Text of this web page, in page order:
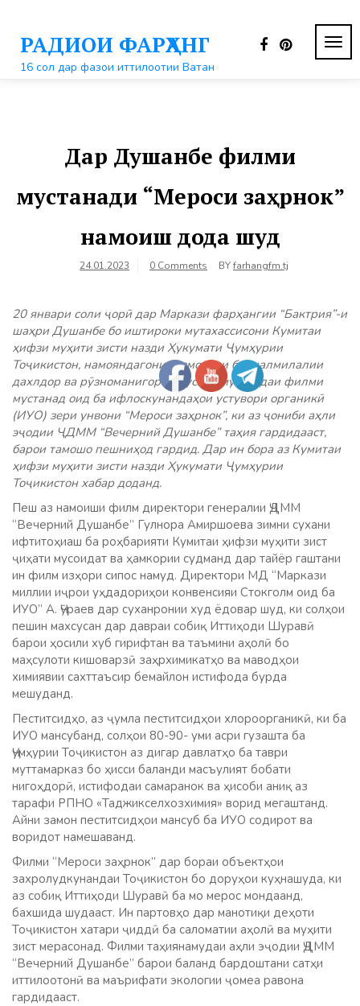
контентуРАДИОИ ФАРҲАНГ
16 сол дар фазои иттилоотии Ватан
Дар Душанбе филми
мустанади “Мероси заҳрнок”
намоиш дода шуд
24.01.2023 0 Comments BYfarhangfm.tj
20 январи соли ҷорӣ дар Маркази фарҳангии “Бактрия”-и
шаҳри Душанбе бо иштироки мутахассисони Кумитаи
ҳифзи муҳити зисти назди Ҳукумати Ҷумҳурии
Тоҷикистон, намояндагони созмонҳои байналмилалии
дахлдор ва рӯзноманигорон нусхаи мусавадаи филми
мустанад оид ба ифлоскунандаҳои устувори органикӣ
(ИУО) зери унвони “Мероси заҳрнок”, ки аз ҷониби аҳли
эҷодии ҶДММ “Вечерний Душанбе” таҳия гардидааст,
барои тамошо пешниҳод гардид. Дар ин бора аз Кумитаи
ҳифзи муҳити зисти назди Ҳукумати Ҷумҳурии
Тоҷикистон хабар доданд.
Пеш аз намоиши филм директори генералии ҶДММ
“Вечерний Душанбе” Гулнора Амиршоева зимни сухани
ифтитоҳиаш ба роҳбарияти Кумитаи ҳифзи муҳити зист
ҷиҳати мусоидат ва ҳамкории судманд дар тайёр гаштани
ин филм изҳори сипос намуд. Директори МД “Маркази
миллии иҷрои уҳдадориҳои конвенсияи Стокголм оид ба
ИУО” А. Ҷӯраев дар суханронии худ ёдовар шуд, ки солҳои
пешин махсусан дар давраи собиқ Иттиҳоди Шуравӣ
барои ҳосили хуб гирифтан ва таъмини аҳолӣ бо
маҳсулоти кишоварзӣ заҳрхимикатҳо ва маводҳои
химиявии сахттаъсир бемайлон истифода бурда
мешуданд.
Пеститсидҳо, аз ҷумла пеститсидҳои хлороорганикӣ, ки ба
ИУО мансубанд, солҳои 80-90- уми асри гузашта ба
Ҷумҳурии Тоҷикистон аз дигар давлатҳо ба таври
муттамарказ бо ҳисси баланди масъулият бобати
нигоҳдорӣ, истифодаи самаранок ва ҳисоби аниқ аз
тарафи РПНО «Таджикселхозхимия» ворид мегаштанд.
Айни замон пеститсидҳои мансуб ба ИУО содирот ва
воридот намешаванд.
Филми “Мероси заҳрнок” дар бораи объектҳои
захролудкунандаи Тоҷикистон бо доруҳои куҳнашуда, ки
аз собиқ Иттиҳоди Шуравӣ ба мо мерос мондаанд,
бахшида шудааст. Ин партовҳо дар манотиқи деҳоти
Тоҷикистон хатари ҷиддӣ ба саломатии аҳолӣ ва муҳити
зист мерасонад. Филми таҳиянамудаи аҳли эҷодии ҶДММ
“Вечерний Душанбе” барои баланд бардоштани сатҳи
иттилоотонӣ ва маърифати экологии ҷомеа равона
гардидааст.